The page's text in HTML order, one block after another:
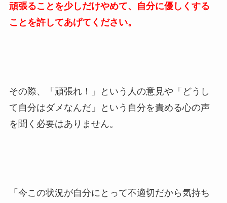
頑張ることを少しだけやめて、自分に優しくする
ことを許してあげてください。
その際、「頑張れ！」という人の意見や「どうし
て自分はダメなんだ」という自分を責める心の声
を聞く必要はありません。
「今この状況が自分にとって不適切だから気持ち